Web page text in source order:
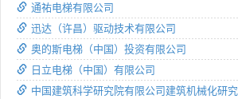
通祐电梯有限公司
迅达（许昌）驱动技术有限公司
奥的斯电梯（中国）投资有限公司
日立电梯（中国）有限公司
中国建筑科学研究院有限公司建筑机械化研究